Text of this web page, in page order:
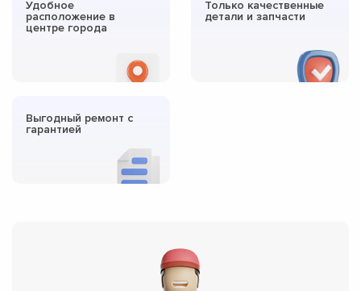
Удобное
расположение в
центре города
Только качественные
детали и запчасти
Выгодный ремонт с
гарантией